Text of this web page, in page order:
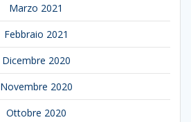
Marzo 2021
Febbraio 2021
Dicembre 2020
Novembre 2020
Ottobre 2020